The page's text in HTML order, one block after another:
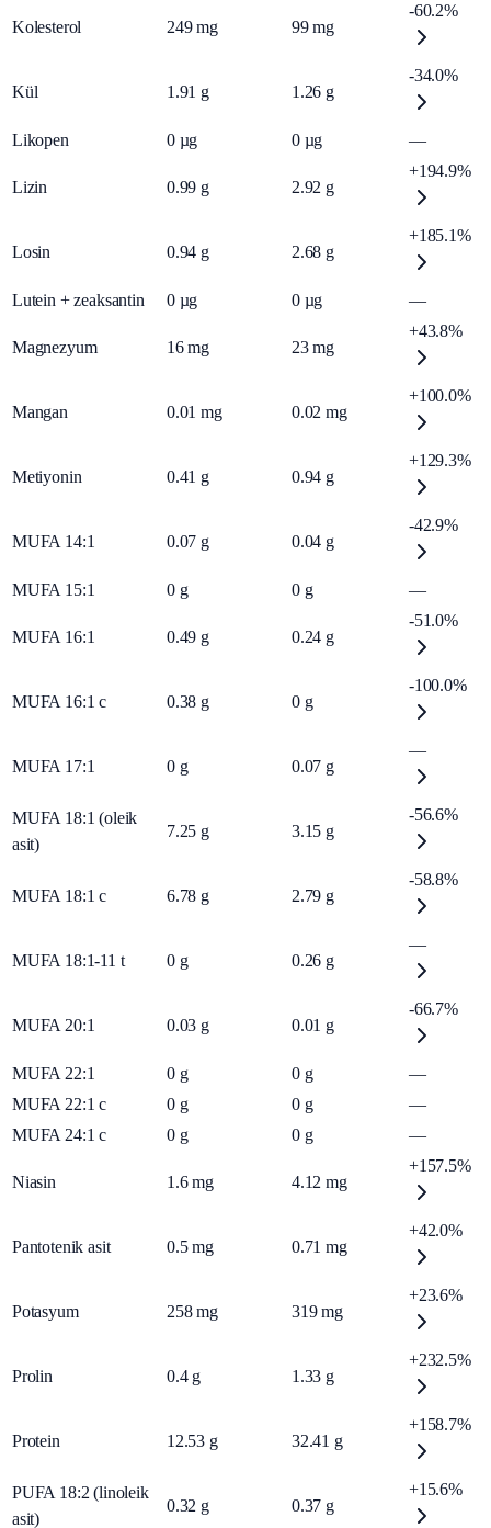
Kolesterol 249 mg 99 mg
-60.2%
Kül 1.91 g 1.26 g
-34.0%
Likopen 0 µg 0 µg —
Lizin 0.99 g 2.92 g
+194.9%
Losin 0.94 g 2.68 g
+185.1%
Lutein + zeaksantin 0 µg 0 µg —
Magnezyum 16 mg 23 mg
+43.8%
Mangan 0.01 mg 0.02 mg
+100.0%
Metiyonin 0.41 g 0.94 g
+129.3%
MUFA 14:1 0.07 g 0.04 g
-42.9%
MUFA 15:1 0 g 0 g —
MUFA 16:1 0.49 g 0.24 g
-51.0%
MUFA 16:1 c 0.38 g 0 g
-100.0%
MUFA 17:1 0 g 0.07 g
—
MUFA 18:1 (oleik
asit)
7.25 g 3.15 g
-56.6%
MUFA 18:1 c 6.78 g 2.79 g
-58.8%
MUFA 18:1-11 t 0 g 0.26 g
—
MUFA 20:1 0.03 g 0.01 g
-66.7%
MUFA 22:1 0 g 0 g
—
MUFA 22:1 c
0 g 0 g
—
MUFA 24:1 c
0 g 0 g —
Niasin 1.6 mg 4.12 mg
+157.5%
Pantotenik asit 0.5 mg 0.71 mg
+42.0%
Potasyum 258 mg 319 mg
+23.6%
Prolin 0.4 g 1.33 g
+232.5%
Protein 12.53 g 32.41 g
+158.7%
PUFA 18:2 (linoleik
asit)
0.32 g 0.37 g
+15.6%